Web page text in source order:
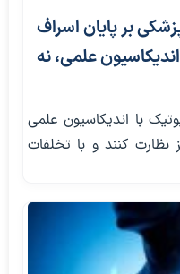
بر پایان اسراف
علمی، نه
با اندیکاسیون علمی
نظارت کنند و با تخلفات